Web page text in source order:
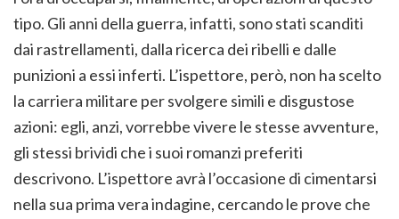
tipo. Gli anni della guerra, infatti, sono stati scanditi
dai rastrellamenti, dalla ricerca dei ribelli e dalle
punizioni a essi inferti. L’ispettore, però, non ha scelto
la carriera militare per svolgere simili e disgustose
azioni: egli, anzi, vorrebbe vivere le stesse avventure,
gli stessi brividi che i suoi romanzi preferiti
descrivono. L’ispettore avrà l’occasione di cimentarsi
nella sua prima vera indagine, cercando le prove che